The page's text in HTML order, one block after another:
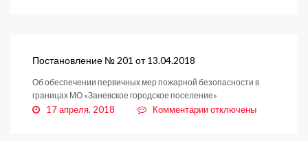
Постановление № 201 от 13.04.2018
Об обеспечении первичных мер пожарной безопасности в
границах МО «Заневское городское поселение»
17 апреля, 2018 Комментариикотключены